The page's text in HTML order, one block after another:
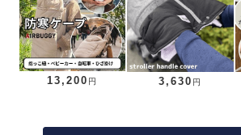
13,200 円 3,630 円